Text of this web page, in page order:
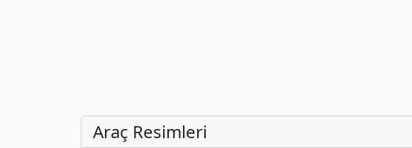
Araç Resimleri